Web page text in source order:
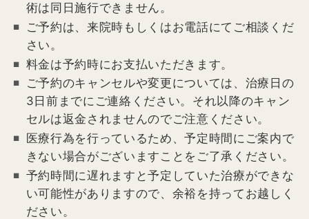
術は同日施行できません。
ご予約は、来院時もしくはお電話にてご相談くだ
さい。
料金は予約時にお支払いただきます。
ご予約のキャンセルや変更については、治療日の
3日前までにご連絡ください。それ以降のキャン
セルは返金されませんのでご注意ください。
医療行為を行っているため、予定時間にご案内で
きない場合がございますことをご了承ください。
予約時間に遅れますと予定していた治療ができな
い可能性がありますので、余裕を持ってお越しく
ださい。